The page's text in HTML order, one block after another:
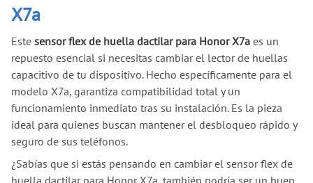
X7a
Este sensor flex de huella dactilar para Honor X7a es un
repuesto esencial si necesitas cambiar el lector de huellas
capacitivo de tu dispositivo. Hecho específicamente para el
modelo X7a, garantiza compatibilidad total y un
funcionamiento inmediato tras su instalación. Es la pieza
ideal para quienes buscan mantener el desbloqueo rápido y
seguro de sus teléfonos.
¿Sabías que si estás pensando en cambiar el sensor flex de